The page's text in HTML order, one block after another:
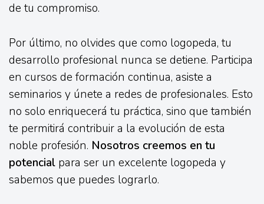
de tu compromiso.
Por último, no olvides que como logopeda, tu
desarrollo profesional nunca se detiene. Participa
en cursos de formación continua, asiste a
seminarios y únete a redes de profesionales. Esto
no solo enriquecerá tu práctica, sino que también
te permitirá contribuir a la evolución de esta
noble profesión. Nosotros creemos en tu
potencial para ser un excelente logopeda y
sabemos que puedes lograrlo.